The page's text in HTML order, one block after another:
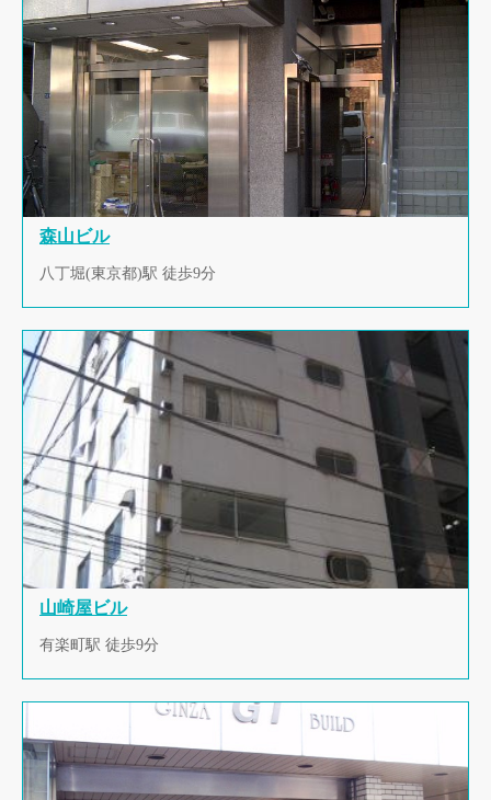
森山ビル
八丁堀(東京都)駅 徒歩9分
山崎屋ビル
有楽町駅 徒歩9分